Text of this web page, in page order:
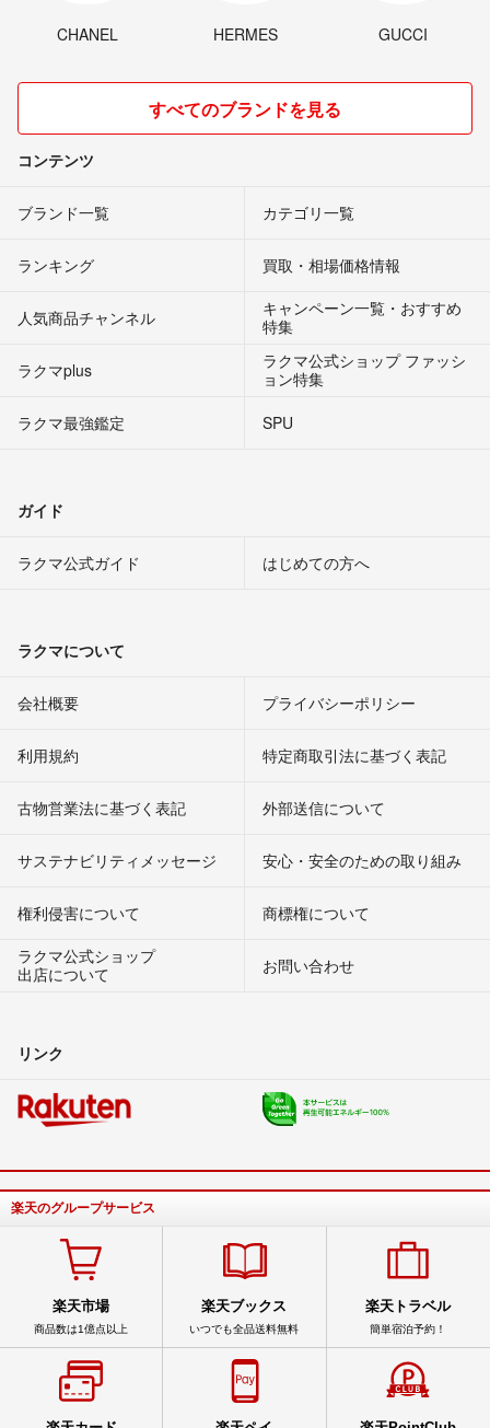
CHANEL HERMES GUCCI
すべてのブランドを見る
コンテンツ
ブランド一覧 カテゴリ一覧
ランキング 買取・相場価格情報
人気商品チャンネル
キャンペーン一覧・おすすめ
特集
ラクマplus
ラクマ公式ショップ ファッシ
ョン特集
ラクマ最強鑑定
SPU
ガイド
ラクマ公式ガイド はじめての方へ
ラクマについて
会社概要 プライバシーポリシー
利用規約 特定商取引法に基づく表記
古物営業法に基づく表記 外部送信について
サステナビリティメッセージ 安心・安全のための取り組み
権利侵害について
商標権について
ラクマ公式ショップ
出店について
お問い合わせ
リンク
楽天のグループサービス
楽天市場
商品数は1億点以上
楽天ブックス
いつでも全品送料無料
楽天トラベル
簡単宿泊予約！